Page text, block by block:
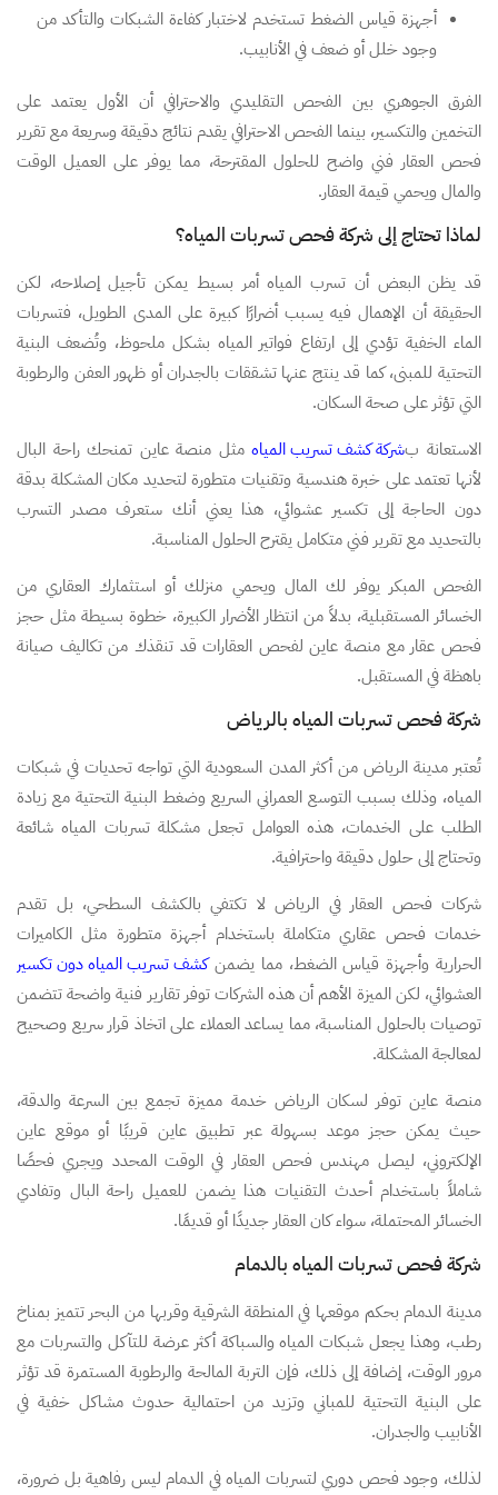
أجهزة قياس الضغط تستخدم لاختبار كفاءة الشبكات والتأكد من
وجود خلل أو ضعف في الأنابيب.
الفرق الجوهري بين الفحص التقليدي والاحترافي أن الأول يعتمد على
التخمين والتكسير، بينما الفحص الاحترافي يقدم نتائج دقيقة وسريعة مع تقرير
فحص العقار فني واضح للحلول المقترحة، مما يوفر على العميل الوقت
والمال ويحمي قيمة العقار.
لماذا تحتاج إلى شركة فحص تسربات المياه؟
قد يظن البعض أن تسرب المياه أمر بسيط يمكن تأجيل إصلاحه، لكن
الحقيقة أن الإهمال فيه يسبب أضرارًا كبيرة على المدى الطويل، فتسربات
الماء الخفية تؤدي إلى ارتفاع فواتير المياه بشكل ملحوظ، وتُضعف البنية
التحتية للمبنى، كما قد ينتج عنها تشققات بالجدران أو ظهور العفن والرطوبة
التي تؤثر على صحة السكان.
الاستعانة بشركة كشف تسريب المياهمثل منصة عاين تمنحك راحة البال
لأنها تعتمد على خبرة هندسية وتقنيات متطورة لتحديد مكان المشكلة بدقة
دون الحاجة إلى تكسير عشوائي، هذا يعني أنك ستعرف مصدر التسرب
بالتحديد مع تقرير فني متكامل يقترح الحلول المناسبة.
الفحص المبكر يوفر لك المال ويحمي منزلك أو استثمارك العقاري من
الخسائر المستقبلية، بدلاً من انتظار الأضرار الكبيرة، خطوة بسيطة مثل حجز
فحص عقار مع منصة عاين لفحص العقارات قد تنقذك من تكاليف صيانة
باهظة في المستقبل.
شركة فحص تسربات المياه بالرياض
تُعتبر مدينة الرياض من أكثر المدن السعودية التي تواجه تحديات في شبكات
المياه، وذلك بسبب التوسع العمراني السريع وضغط البنية التحتية مع زيادة
الطلب على الخدمات، هذه العوامل تجعل مشكلة تسربات المياه شائعة
وتحتاج إلى حلول دقيقة واحترافية.
شركات فحص العقار في الرياض لا تكتفي بالكشف السطحي، بل تقدم
خدمات فحص عقاري متكاملة باستخدام أجهزة متطورة مثل الكاميرات
الحرارية وأجهزة قياس الضغط، مما يضمنكشف تسريب المياه دون تكسير
العشوائي، لكن الميزة الأهم أن هذه الشركات توفر تقارير فنية واضحة تتضمن
توصيات بالحلول المناسبة، مما يساعد العملاء على اتخاذ قرار سريع وصحيح
لمعالجة المشكلة.
منصة عاين توفر لسكان الرياض خدمة مميزة تجمع بين السرعة والدقة،
حيث يمكن حجز موعد بسهولة عبر تطبيق عاين قريبًا أو موقع عاين
الإلكتروني، ليصل مهندس فحص العقار في الوقت المحدد ويجري فحصًا
شاملاً باستخدام أحدث التقنيات هذا يضمن للعميل راحة البال وتفادي
الخسائر المحتملة، سواء كان العقار جديدًا أو قديمًا.
شركة فحص تسربات المياه بالدمام
مدينة الدمام بحكم موقعها في المنطقة الشرقية وقربها من البحر تتميز بمناخ
رطب، وهذا يجعل شبكات المياه والسباكة أكثر عرضة للتآكل والتسربات مع
مرور الوقت، إضافة إلى ذلك، فإن التربة المالحة والرطوبة المستمرة قد تؤثر
على البنية التحتية للمباني وتزيد من احتمالية حدوث مشاكل خفية في
الأنابيب والجدران.
لذلك، وجود فحص دوري لتسربات المياه في الدمام ليس رفاهية بل ضرورة،